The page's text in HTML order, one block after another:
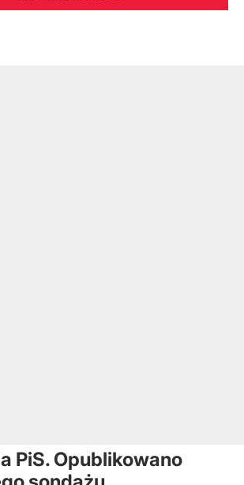
PiS. Opublikowano